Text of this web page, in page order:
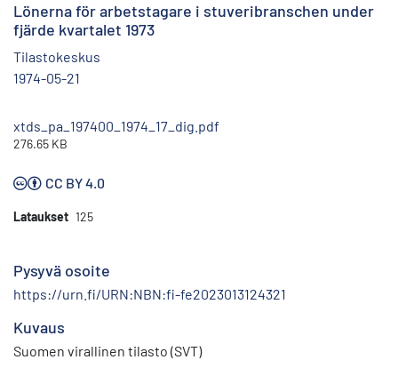
Lönerna för arbetstagare i stuveribranschen under
fjärde kvartalet 1973
Tilastokeskus
1974-05-21
xtds_pa_197400_1974_17_dig.pdf
276.65 KB
CC BY 4.0
Lataukset 125
Pysyvä osoite
https://urn.fi/URN:NBN:fi-fe2023013124321
Kuvaus
Suomen virallinen tilasto (SVT)